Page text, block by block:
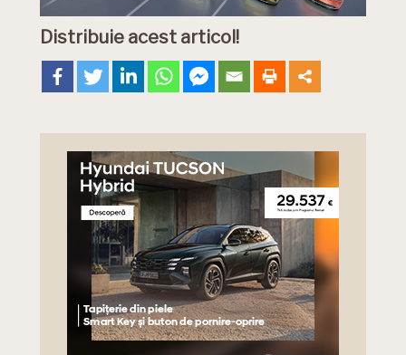
Distribuie acest articol!